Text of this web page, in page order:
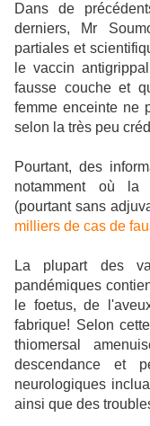
Dans de
derniers, Mr
partiales et
le vaccin
fausse couche et
femme enceinte ne
selon la très peu
Pourtant, des
notamment où la
(pourtant sans
milliers de cas de
La plupart des
pandémiques
le foetus, de
fabrique! Selon
thiomersal
descendance et
neurologiques
ainsi que des